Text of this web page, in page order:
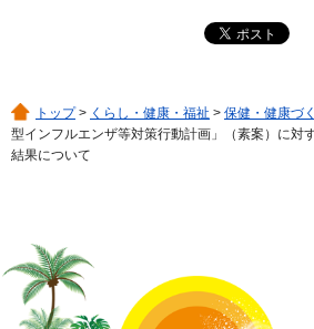
トップ> くらし・健康・福祉 > 保健・健康づ
型インフルエンザ等対策行動計画」（素案）に対
結果について